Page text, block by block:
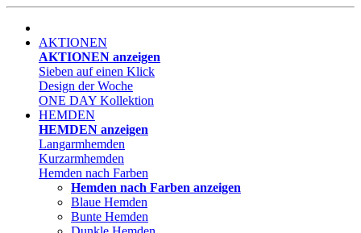
AKTIONEN
AKTIONEN anzeigen
Sieben auf einen Klick
Design der Woche
ONE DAY Kollektion
HEMDEN
HEMDEN anzeigen
Langarmhemden
Kurzarmhemden
Hemden nach Farben
Hemden nach Farben anzeigen
Blaue Hemden
Bunte Hemden